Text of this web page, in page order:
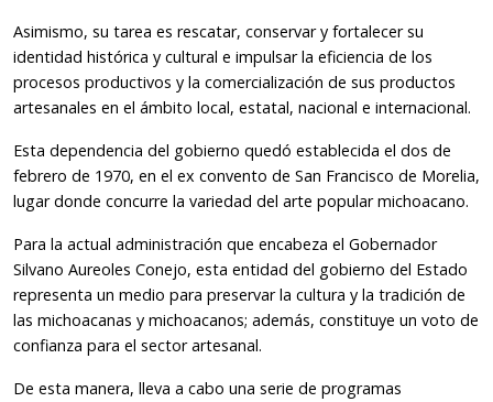
Asimismo, su tarea es rescatar, conservar y fortalecer su
identidad histórica y cultural e impulsar la eficiencia de los
procesos productivos y la comercialización de sus productos
artesanales en el ámbito local, estatal, nacional e internacional.
Esta dependencia del gobierno quedó establecida el dos de
febrero de 1970, en el ex convento de San Francisco de Morelia,
lugar donde concurre la variedad del arte popular michoacano.
Para la actual administración que encabeza el Gobernador
Silvano Aureoles Conejo, esta entidad del gobierno del Estado
representa un medio para preservar la cultura y la tradición de
las michoacanas y michoacanos; además, constituye un voto de
confianza para el sector artesanal.
De esta manera, lleva a cabo una serie de programas